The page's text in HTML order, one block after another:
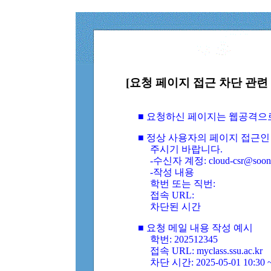
[요청 페이지 접근 차단 관
■ 요청하신 페이지는 웹공격
■ 정상 사용자의 페이지 접근
주시기 바랍니다.
-수신자 계정: cloud-
-작성 내용
학번 또는 직번:
접속 URL:
차단된 시간
■ 요청 메일 내용 작성 예시
학번: 202512345
접속 URL: myclass.ssu.ac.kr
차단 시간: 2025-05-01 10:30